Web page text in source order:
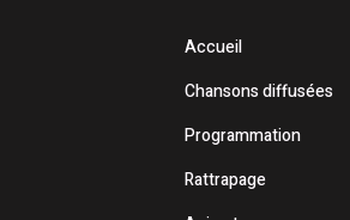
Accueil
Chansons diffusées
Programmation
Rattrapage